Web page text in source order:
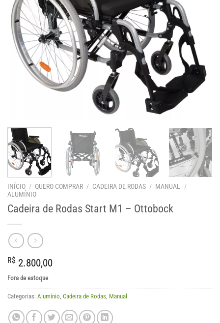
INÍCIO / QUERO COMPRAR / CADEIRA DE RODAS / MANUAL /
ALUMÍNIO
Cadeira de Rodas Start M1 – Ottobock
R$ 2.800,00
Fora de estoque
Categorias: Alumínio Cadeira de Rodas Manual